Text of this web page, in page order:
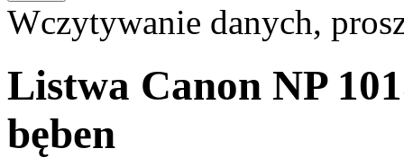
Wczytywanie danych,
Listwa Canon NP
bęben